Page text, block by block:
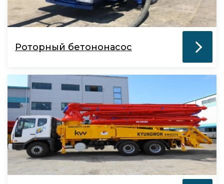
Роторный бетононасос